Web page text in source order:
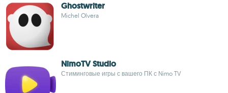
Ghostwriter
Michel Olvera
NimoTV Studio
Стиминговые игры с вашего ПК с Nimo TV